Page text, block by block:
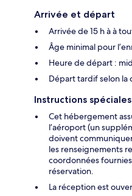
Arrivée et départ
Arrivée de 15 h à à
Âge minimal pour
Heure de départ :
Départ tardif selon la
Instructions
Cet hébergement
l’aéroport (un
doivent
les renseignements
coordonnées
réservation.
La réception est